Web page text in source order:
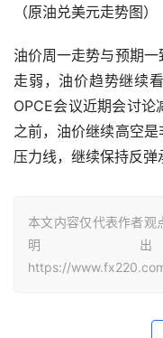
（原油兑美元走势图）
油价周一走势与预期
走弱，油价趋势继续
OPCE会议近期会讨
之前，油价继续高空
压力线，继续保持反弹
本文内容仅代表作者观
明
https://